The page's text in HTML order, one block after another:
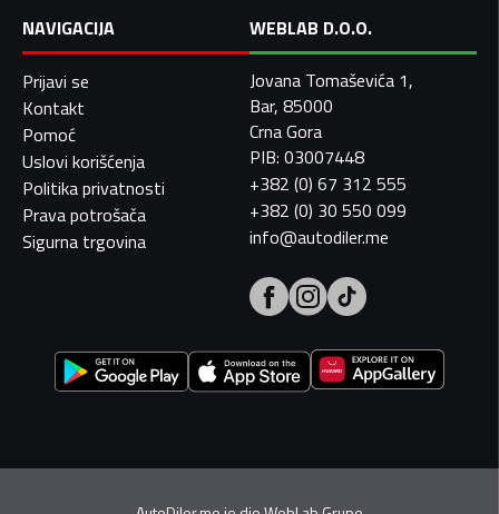
NAVIGACIJA
Prijavi se
Kontakt
Pomoć
Uslovi korišćenja
Politika privatnosti
Prava potrošača
Sigurna trgovina
WEBLAB D.O.O.
Jovana Tomaševića 1,
Bar, 85000
Crna Gora
PIB: 03007448
+382 (0) 67 312 555
+382 (0) 30 550 099
info@autodiler.me